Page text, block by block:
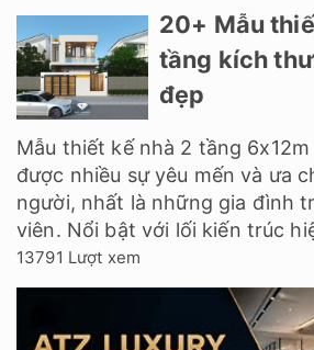
20+ Mẫu
tầng kích
đẹp
Mẫu thiết kế nhà 2 tầng
được nhiều sự yêu mến và ưa
người, nhất là những gia đình
viên. Nổi bật với lối kiến trúc
13791 Lượt xem